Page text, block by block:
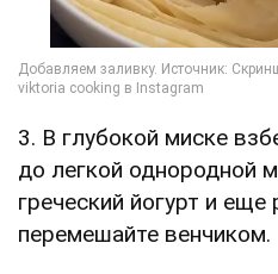
3. В глубокой миске
до легкой однородной
греческий йогурт и
перемешайте венчиком.